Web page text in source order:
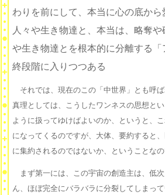
わりを前にして、本当に心の底か
人々や生き物達と、本当は、略奪
や生き物達とを根本的に分離する
終段階に入りつつある
それでは、現在のこの「中世界」とも呼
真理としては、こうしたワンネスの思想と
ように扱ってゆけばよいのか、というと、
になってくるのですが、大体、要約すると
に集約されるのではないか、ということなの
まず第一には、この宇宙の創造主は、低
ん、ほぼ完全にバラバラに分裂してしまっ